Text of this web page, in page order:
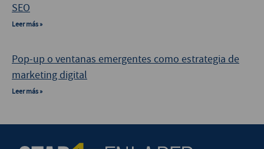
SEO
Leer más »
Pop-up o ventanas emergentes como estrategia de
marketing digital
Leer más »